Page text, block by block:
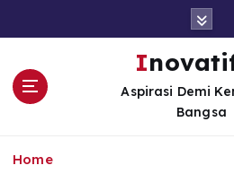
Aspirasi Demi
Bangsa
Home